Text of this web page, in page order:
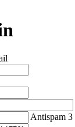
Antispam 3